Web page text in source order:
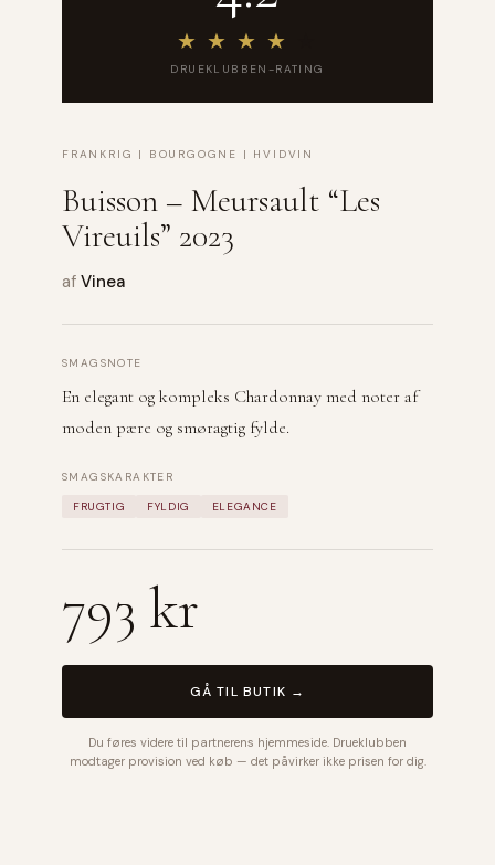
★ ★ ★ ★
DRUEKLUBBEN-RATING
FRANKRIG | BOURGOGNE | HVIDVIN
Buisson – Meursault “Les
Vireuils” 2023
af Vinea
SMAGSNOTE
En elegant og kompleks Chardonnay med noter af
moden pære og smøragtig fylde.
SMAGSKARAKTER
FRUGTIG FYLDIG ELEGANCE
793 kr
GÅ TIL BUTIK →
Du føres videre til partnerens hjemmeside. Drueklubben
modtager provision ved køb — det påvirker ikke prisen for dig.